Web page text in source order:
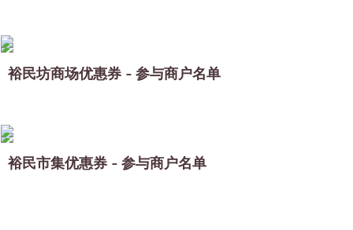
裕民坊商场优惠券 - 参与商户名单
裕民市集优惠券 - 参与商户名单